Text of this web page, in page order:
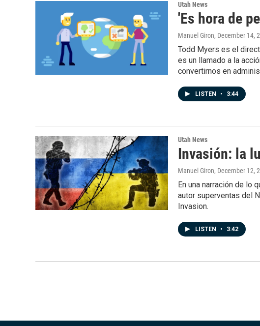
Utah News
'Es hora de
Manuel Giron, December 14,
Todd Myers es el
es un llamado a la
convertirnos en
LISTEN • 3:44
Utah News
Invasión: la
Manuel Giron, December 12,
En una narración de lo
autor superventas del
Invasion.
LISTEN • 3:42